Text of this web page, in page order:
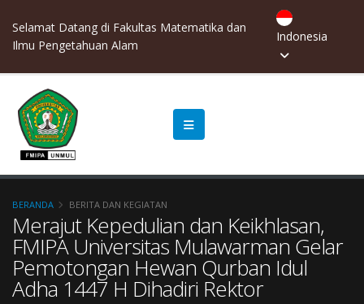
Selamat Datang di Fakultas Matematika dan
Ilmu Pengetahuan Alam
Indonesia
BERANDA BERITA DAN KEGIATAN
Merajut Kepedulian dan Keikhlasan,
FMIPA Universitas Mulawarman Gelar
Pemotongan Hewan Qurban Idul
Adha 1447 H Dihadiri Rektor